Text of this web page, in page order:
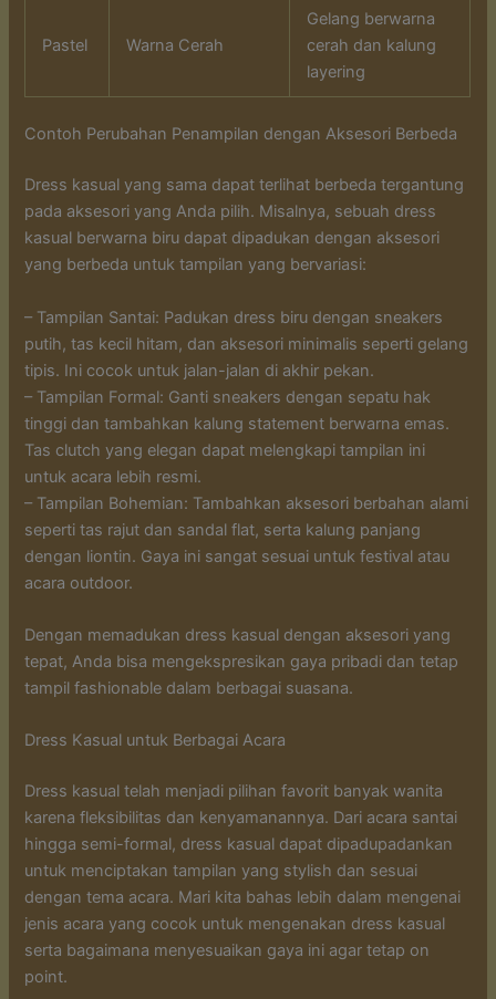
Pastel Warna Cerah
Gelang berwarna
cerah dan kalung
layering
Contoh Perubahan Penampilan dengan Aksesori Berbeda
Dress kasual yang sama dapat terlihat berbeda tergantung
pada aksesori yang Anda pilih. Misalnya, sebuah dress
kasual berwarna biru dapat dipadukan dengan aksesori
yang berbeda untuk tampilan yang bervariasi:
– Tampilan Santai: Padukan dress biru dengan sneakers
putih, tas kecil hitam, dan aksesori minimalis seperti gelang
tipis. Ini cocok untuk jalan-jalan di akhir pekan.
– Tampilan Formal: Ganti sneakers dengan sepatu hak
tinggi dan tambahkan kalung statement berwarna emas.
Tas clutch yang elegan dapat melengkapi tampilan ini
untuk acara lebih resmi.
– Tampilan Bohemian: Tambahkan aksesori berbahan alami
seperti tas rajut dan sandal flat, serta kalung panjang
dengan liontin. Gaya ini sangat sesuai untuk festival atau
acara outdoor.
Dengan memadukan dress kasual dengan aksesori yang
tepat, Anda bisa mengekspresikan gaya pribadi dan tetap
tampil fashionable dalam berbagai suasana.
Dress Kasual untuk Berbagai Acara
Dress kasual telah menjadi pilihan favorit banyak wanita
karena fleksibilitas dan kenyamanannya. Dari acara santai
hingga semi-formal, dress kasual dapat dipadupadankan
untuk menciptakan tampilan yang stylish dan sesuai
dengan tema acara. Mari kita bahas lebih dalam mengenai
jenis acara yang cocok untuk mengenakan dress kasual
serta bagaimana menyesuaikan gaya ini agar tetap on
point.